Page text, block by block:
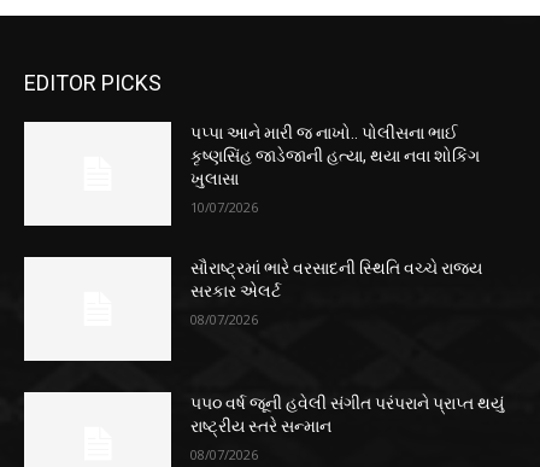
EDITOR PICKS
પપ્પા આને મારી જ નાખો.. પોલીસના ભાઈ
કૃષ્ણસિંહ જાડેજાની હત્યા, થયા નવા શોકિંગ
ખુલાસા
10/07/2026
સૌરાષ્ટ્રમાં ભારે વરસાદની સ્થિતિ વચ્ચે રાજ્ય
સરકાર એલર્ટ
08/07/2026
૫૫૦ વર્ષ જૂની હવેલી સંગીત પરંપરાને પ્રાપ્ત થયું
રાષ્ટ્રીય સ્તરે સન્માન
08/07/2026